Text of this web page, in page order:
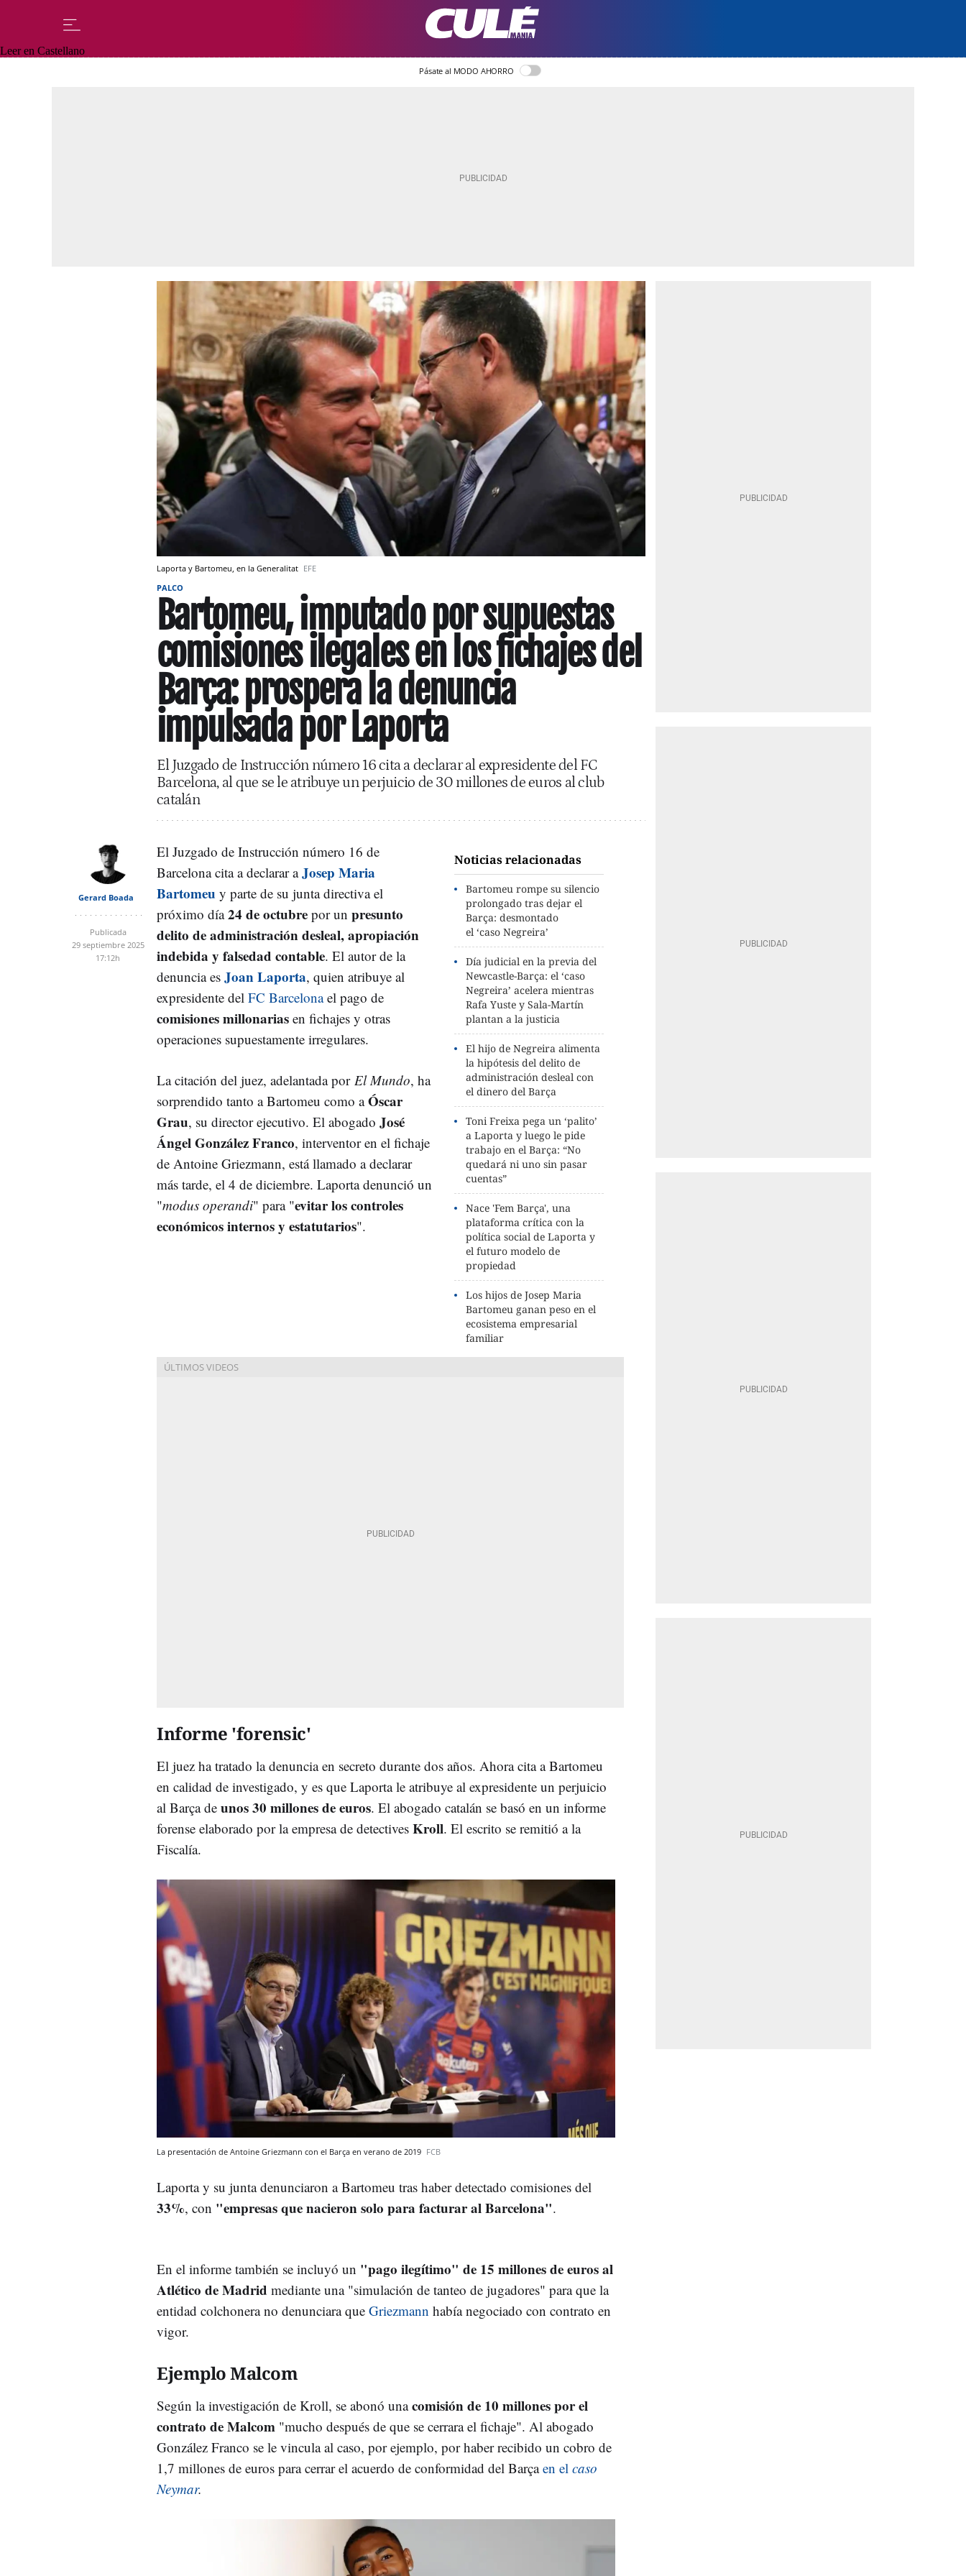
Leer en Castellano
Pásate al MODO AHORRO
Laporta y Bartomeu, en la Generalitat EFE
PALCO
Bartomeu, imputado por supuestas
comisiones ilegales en los fichajes del
Barça: prospera la denuncia
impulsada por Laporta
El Juzgado de Instrucción número 16 cita a declarar al expresidente del FC
Barcelona, al que se le atribuye un perjuicio de 30 millones de euros al club
catalán
Gerard Boada
Publicada
29 septiembre 2025
17:12h
Noticias relacionadas
Bartomeu rompe su silencio
prolongado tras dejar el
Barça: desmontado
el ‘caso Negreira’
Día judicial en la previa del
Newcastle-Barça: el ‘caso
Negreira’ acelera mientras
Rafa Yuste y Sala-Martín
plantan a la justicia
El hijo de Negreira alimenta
la hipótesis del delito de
administración desleal con
el dinero del Barça
Toni Freixa pega un ‘palito’
a Laporta y luego le pide
trabajo en el Barça: “No
quedará ni uno sin pasar
cuentas”
Nace 'Fem Barça', una
plataforma crítica con la
política social de Laporta y
el futuro modelo de
propiedad
Los hijos de Josep Maria
Bartomeu ganan peso en el
ecosistema empresarial
familiar
El Juzgado de Instrucción número 16 de
Barcelona cita a declarar aJosep Maria
Bartomeu y parte de su junta directiva el
próximo día24 de octubre por un presunto
delito de administración desleal, apropiación
indebida y falsedad contable. El autor de la
denuncia es Joan Laporta, quien atribuye al
expresidente del FC Barcelonael pago de
comisiones millonarias en fichajes y otras
operaciones supuestamente irregulares.
La citación del juez, adelantada por El Mundo, ha
sorprendido tanto a Bartomeu como aÓscar
Grau, su director ejecutivo. El abogado José
Ángel González Franco, interventor en el fichaje
de Antoine Griezmann, está llamado a declarar
más tarde, el 4 de diciembre. Laporta denunció un
"modus operandi" para "evitar los controles
económicos internos y estatutarios".
Informe 'forensic'
El juez ha tratado la denuncia en secreto durante dos años. Ahora cita a Bartomeu
en calidad de investigado, y es que Laporta le atribuye al expresidente un perjuicio
al Barça de unos 30 millones de euros. El abogado catalán se basó en un informe
forense elaborado por la empresa de detectives Kroll. El escrito se remitió a la
Fiscalía.
La presentación de Antoine Griezmann con el Barça en verano de 2019 FCB
Laporta y su junta denunciaron a Bartomeu tras haber detectado comisiones del
33%, con "empresas que nacieron solo para facturar al Barcelona".
En el informe también se incluyó un "pago ilegítimo" de 15 millones de euros al
Atlético de Madrid mediante una "simulación de tanteo de jugadores" para que la
entidad colchonera no denunciara que Griezmann había negociado con contrato en
vigor.
Ejemplo Malcom
Según la investigación de Kroll, se abonó unacomisión de 10 millones por el
contrato de Malcom "mucho después de que se cerrara el fichaje". Al abogado
González Franco se le vincula al caso, por ejemplo, por haber recibido un cobro de
1,7 millones de euros para cerrar el acuerdo de conformidad del Barçaen el caso
Neymar.